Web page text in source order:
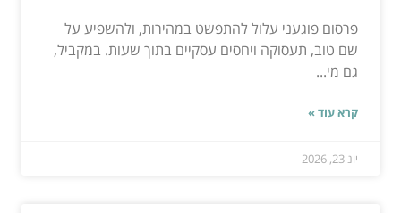
פרסום פוגעני עלול להתפשט במהירות, ולהשפיע על
שם טוב, תעסוקה ויחסים עסקיים בתוך שעות. במקביל,
גם מי...
קרא עוד »
יונ 23, 2026